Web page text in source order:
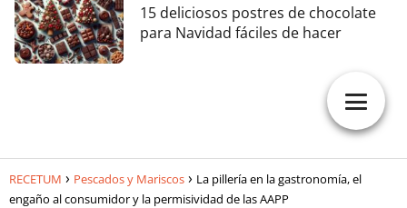
15 deliciosos postres de chocolate
para Navidad fáciles de hacer
RECETUM Pescados y Mariscos
La pillería en la gastronomía, el
engaño al consumidor y la permisividad de las AAPP